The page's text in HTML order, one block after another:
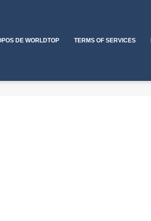
DE WORLDTOP TERMS OF SERVICES